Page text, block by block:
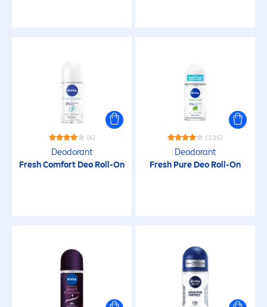
(4)
Deodorant
FreshComfort Deo Roll-On
(235)
Deodorant
Fresh Pure Deo Roll-On